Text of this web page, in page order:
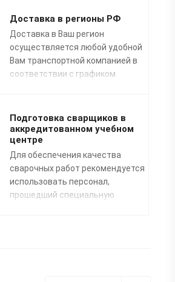
Доставка в регионы РФ
Доставка в Ваш регион
осуществляется любой удобной
Вам транспортной компанией в
соответствии с графиком
Подготовка сварщиков в
аккредитованном учебном
центре
Для обеспечения качества
сварочных работ рекомендуется
использовать персонал,
прошедший специальную